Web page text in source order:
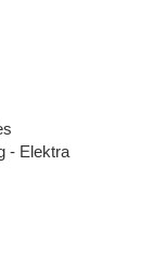
- Elektra